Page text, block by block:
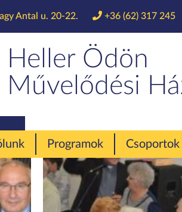
Antal u. 20-22. +36 (62) 317 245
Heller Ödön
Művelődési
Programok